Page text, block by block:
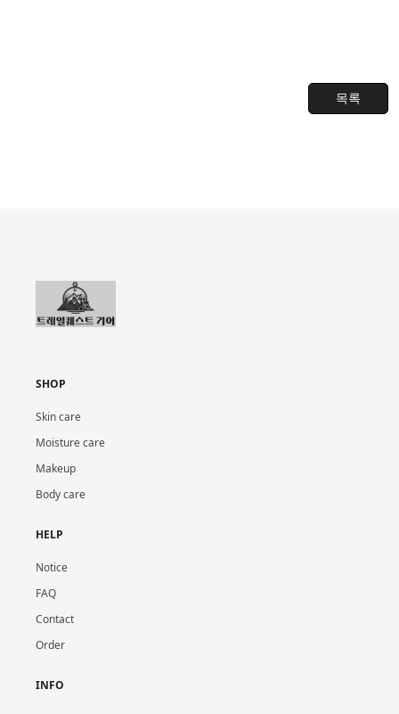
목록
SHOP
Skin care
Moisture care
Makeup
Body care
HELP
Notice
FAQ
Contact
Order
INFO